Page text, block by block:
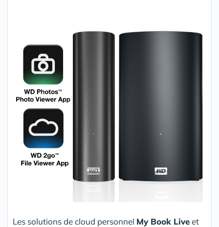
Les solutions de cloud personnel My Book Liveet